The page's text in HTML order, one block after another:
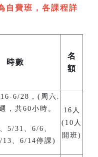
自費班，各課程詳
時數
名
額
6/28，(周六.
，共60小時。
5/31、6/6、
13、6/14停課)
16人
(10人
開班)